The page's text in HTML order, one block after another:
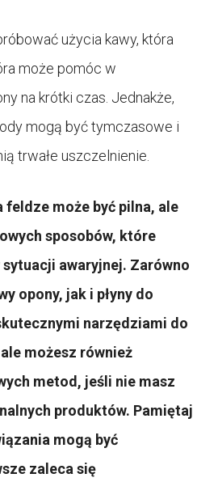
użycia kawy, która
może pomóc w
na krótki czas. Jednakże,
mogą być tymczasowe i
trwałe uszczelnienie.
feldze może być pilna, ale
sposobów, które
awaryjnej. Zarówno
opony, jak i płyny do
narzędziami do
możesz również
metod, jeśli nie masz
produktów. Pamiętaj
mogą być
zaleca się